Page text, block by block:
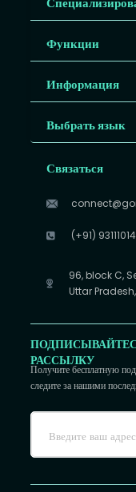
Функции
Информация
Выбрать язык
Связаться
(+91)
96, block C,
Uttar Pradesh,
РАССЫЛКУ
Получите бесплатную
следите за нашими